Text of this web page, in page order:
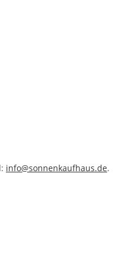
info@sonnenkaufhaus.de.